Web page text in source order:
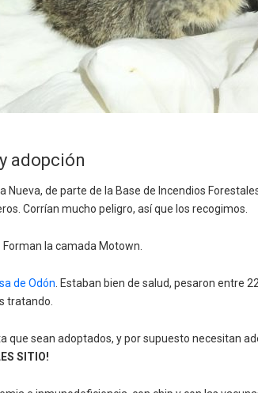
adopción
Nueva, de parte de la Base de Incendios
Corrían mucho peligro, así que los recogimos.
la camada Motown.
de Odón . Estaban bien de salud, pesaron entre
tratando.
que sean adoptados, y por supuesto necesitan
SITIO!